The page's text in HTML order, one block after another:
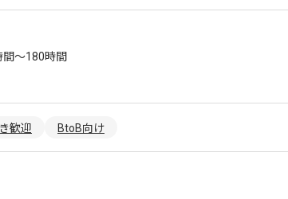
間〜180時間
歓迎 BtoB向け